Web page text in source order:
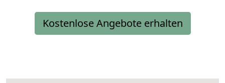
Kostenlose Angebote erhalten